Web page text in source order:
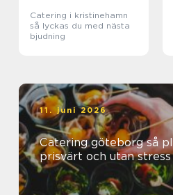
Catering i kristinehamn
så lyckas du med nästa
bjudning
11. juni 2026
Catering göteborg så planerar du smart,
prisvärt och utan stress